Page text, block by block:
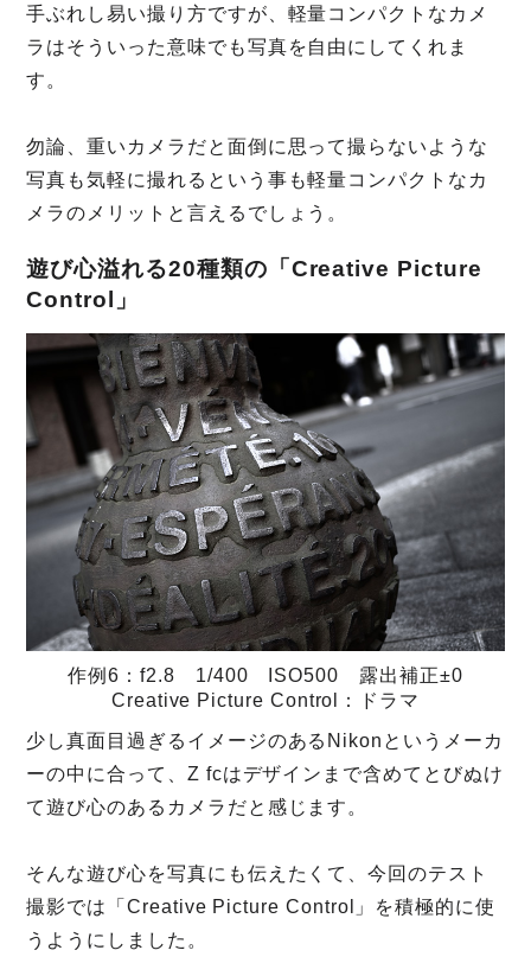
手ぶれし易い撮り方ですが、軽量コンパクトなカメ
ラはそういった意味でも写真を自由にしてくれま
す。
勿論、重いカメラだと面倒に思って撮らないような
写真も気軽に撮れるという事も軽量コンパクトなカ
メラのメリットと言えるでしょう。
遊び心溢れる20種類の「Creative Picture
Control」
作例6：f2.8 1/400 ISO500 露出補正±0
Creative Picture Control：ドラマ
少し真面目過ぎるイメージのあるNikonというメーカ
ーの中に合って、Z fcはデザインまで含めてとびぬけ
て遊び心のあるカメラだと感じます。
そんな遊び心を写真にも伝えたくて、今回のテスト
撮影では「Creative Picture Control」を積極的に使
うようにしました。